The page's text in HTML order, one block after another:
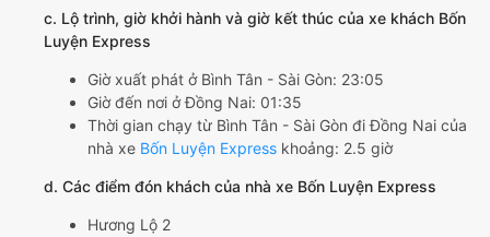
c. Lộ trình, giờ khởi hành và giờ kết thúc của xe khách Bốn
Luyện Express
Giờ xuất phát ở Bình Tân - Sài Gòn: 23:05
Giờ đến nơi ở Đồng Nai: 01:35
Thời gian chạy từ Bình Tân - Sài Gòn đi Đồng Nai của
nhà xe Bốn Luyện Express khoảng: 2.5 giờ
d. Các điểm đón khách của nhà xe Bốn Luyện Express
Hương Lộ 2